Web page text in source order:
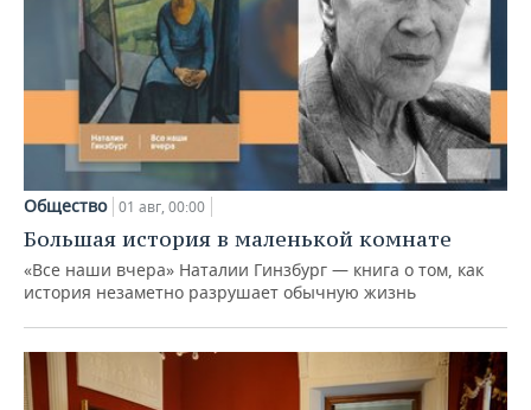
Общество 01 авг, 00:00
Большая история в маленькой комнате
«Все наши вчера» Наталии Гинзбург — книга о том, как
история незаметно разрушает обычную жизнь